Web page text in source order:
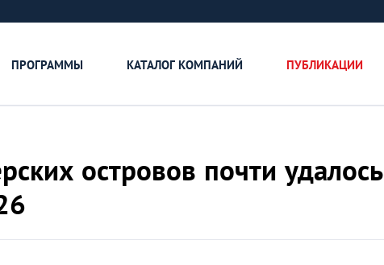
ПРОГРАММЫ КАТАЛОГ КОМПАНИЙ ПУБЛИКАЦИИ
островов почти удалось